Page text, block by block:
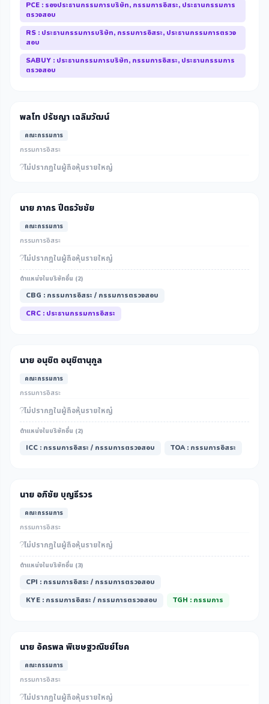
PCE : รองประธานกรรมการบริษัท, กรรมการอิสระ, ประธานกรรมการ
ตรวจสอบ
RS : ประธานกรรมการบริษัท, กรรมการอิสระ, ประธานกรรมการตรวจ
สอบ
SABUY : ประธานกรรมการบริษัท, กรรมการอิสระ, ประธานกรรมการ
ตรวจสอบ
พลโท ปรัชญา เฉลิมวัฒน์
คณะกรรมการ
กรรมการอิสระ
ไม่ปรากฎในผู้ถือหุ้นรายใหญ่
นาย ภากร ปีตธวัชชัย
คณะกรรมการ
กรรมการอิสระ
ไม่ปรากฎในผู้ถือหุ้นรายใหญ่
ตำแหน่งในบริษัทอื่น (2)
CBG : กรรมการอิสระ / กรรมการตรวจสอบ
CRC : ประธานกรรมการอิสระ
นาย อนุชิต อนุชิตานุกูล
คณะกรรมการ
กรรมการอิสระ
ไม่ปรากฎในผู้ถือหุ้นรายใหญ่
ตำแหน่งในบริษัทอื่น (2)
ICC : กรรมการอิสระ / กรรมการตรวจสอบ TOA : กรรมการอิสระ
นาย อภิชัย บุญธีรวร
คณะกรรมการ
กรรมการอิสระ
ไม่ปรากฎในผู้ถือหุ้นรายใหญ่
ตำแหน่งในบริษัทอื่น (3)
CPI : กรรมการอิสระ / กรรมการตรวจสอบ
KYE : กรรมการอิสระ / กรรมการตรวจสอบ
TGH : กรรมการ
นาย อัครพล พิเชษฐวณิชย์โชค
คณะกรรมการ
กรรมการอิสระ
ไม่ปรากฎในผู้ถือหุ้นรายใหญ่